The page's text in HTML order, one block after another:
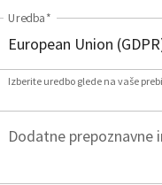
Uredba*
Izberite uredbo glede na vaše
Dodatne prepoznavne